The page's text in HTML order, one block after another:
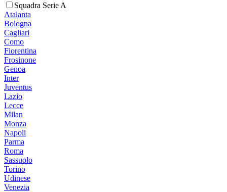
Squadra Serie A
Atalanta
Bologna
Cagliari
Como
Fiorentina
Frosinone
Genoa
Inter
Juventus
Lazio
Lecce
Milan
Monza
Napoli
Parma
Roma
Sassuolo
Torino
Udinese
Venezia